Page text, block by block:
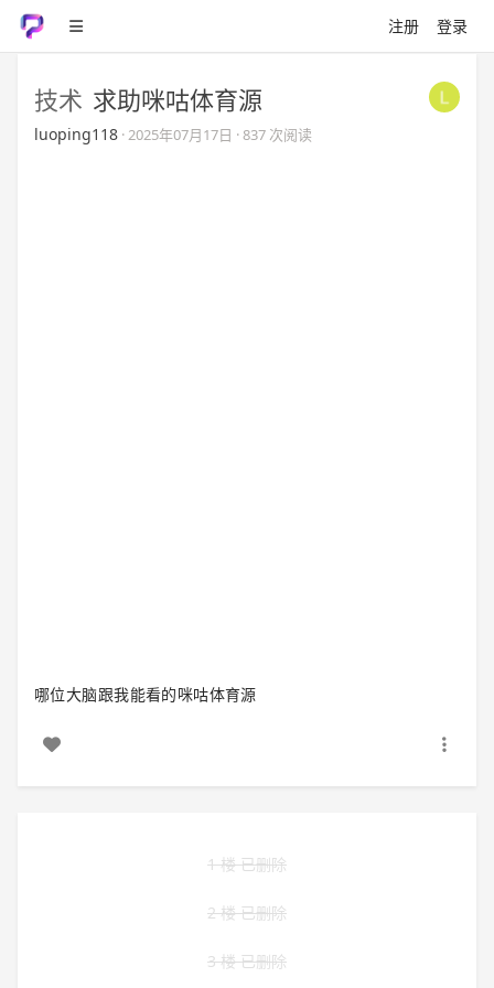
注册 登录
技术 求助咪咕体育源
luoping118 ·2025年07月17日 · 837 次阅读
哪位大脑跟我能看的咪咕体育源
1 楼 已删除
2 楼 已删除
3 楼 已删除